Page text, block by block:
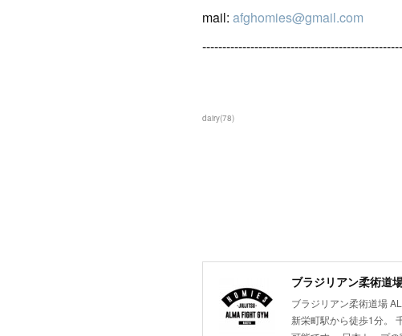
mail: afghomies@gmail.com
dairy(78)
ブラジリアン柔術道
ブラジリアン柔術道場
新栄町駅から徒歩1分。